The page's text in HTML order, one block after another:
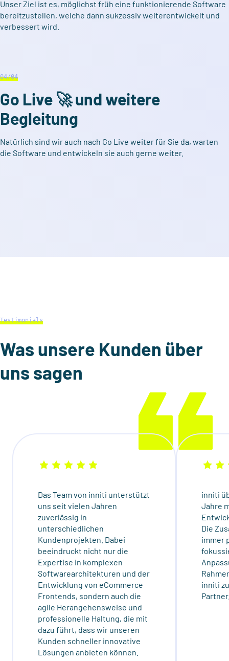
Unser Ziel ist es, möglichst früh eine funktionierende Software
bereitzustellen, welche dann sukzessiv weiterentwickelt und
verbessert wird.
04/04
Go Live 🚀 und weitere
Begleitung
Natürlich sind wir auch nach Go Live weiter für Sie da, warten
die Software und entwickeln sie auch gerne weiter.
Testimonials
Was unsere Kunden über
uns sagen
Das Team von inniti unterstützt
uns seit vielen Jahren
zuverlässig in
unterschiedlichen
Kundenprojekten. Dabei
beeindruckt nicht nur die
Expertise in komplexen
Softwarearchitekturen und der
Entwicklung von eCommerce
Frontends, sondern auch die
agile Herangehensweise und
professionelle Haltung, die mit
dazu führt, dass wir unseren
Kunden schneller innovative
Lösungen anbieten können.
inniti
Jahre
Die
immer
inniti